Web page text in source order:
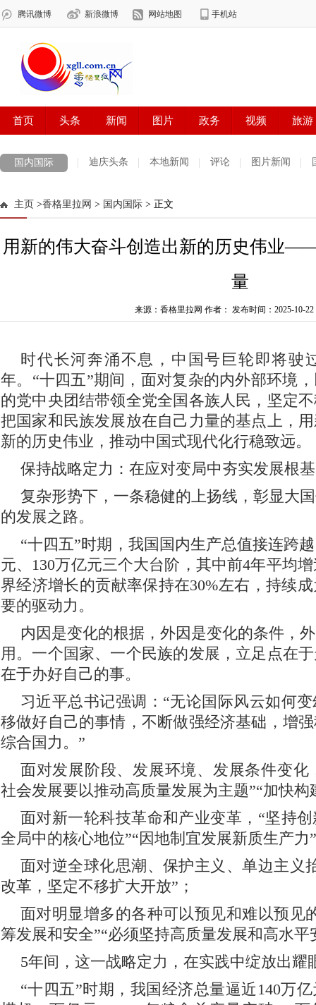
国内国际 迪庆头条 本地新闻 评论 图片新闻
主页 >香格里拉网 > 国内国际 > 正文
用新的伟大奋斗创造出新的历史伟业
量
来源：香格里拉网 作者： 发布时间：2025-10-22
时代长河奔涌不息，中国号巨轮即将驶
年。“十四五”期间，面对复杂的内外部环境
的党中央团结带领全党全国各族人民，坚定
把国家和民族发展放在自己力量的基点上，
新的历史伟业，推动中国式现代化行稳致远。
保持战略定力：在应对变局中夯实发展根基
复杂形势下，一条稳健的上扬线，彰显大
的发展之路。
“十四五”时期，我国国内生产总值接连跨
元、130万亿元三个大台阶，其中前4年平均
界经济增长的贡献率保持在30%左右，持续
要的驱动力。
内因是变化的根据，外因是变化的条件，
用。一个国家、一个民族的发展，立足点在
在于办好自己的事。
习近平总书记强调：“无论国际风云如何
移做好自己的事情，不断做强经济基础，增
综合国力。”
面对发展阶段、发展环境、发展条件变化
社会发展要以推动高质量发展为主题”“加快构
面对新一轮科技革命和产业变革，“坚持
全局中的核心地位”“因地制宜发展新质生产力
面对逆全球化思潮、保护主义、单边主义
改革，坚定不移扩大开放”；
面对明显增多的各种可以预见和难以预见
筹发展和安全”“必须坚持高质量发展和高水平
5年间，这一战略定力，在实践中绽放出耀
“十四五”时期，我国经济总量逼近140万